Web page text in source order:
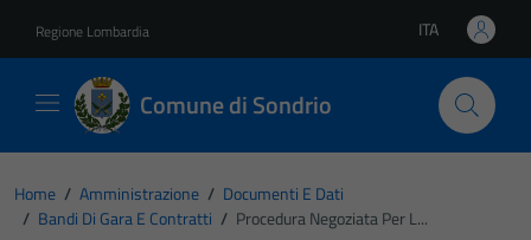
Regione Lombardia Lingua attiva:
ITA
Comune di Sondrio
Home / Amministrazione / Documenti E Dati
/ Bandi Di Gara E Contratti / Procedura Negoziata Per L...